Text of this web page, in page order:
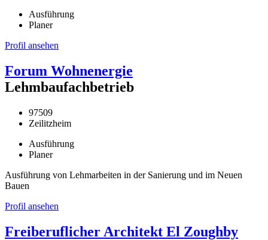
Ausführung
Planer
Profil ansehen
Forum Wohnenergie
Lehmbaufachbetrieb
97509
Zeilitzheim
Ausführung
Planer
Ausführung von Lehmarbeiten in der Sanierung und im Neuen
Bauen
Profil ansehen
Freiberuflicher Architekt El Zoughby